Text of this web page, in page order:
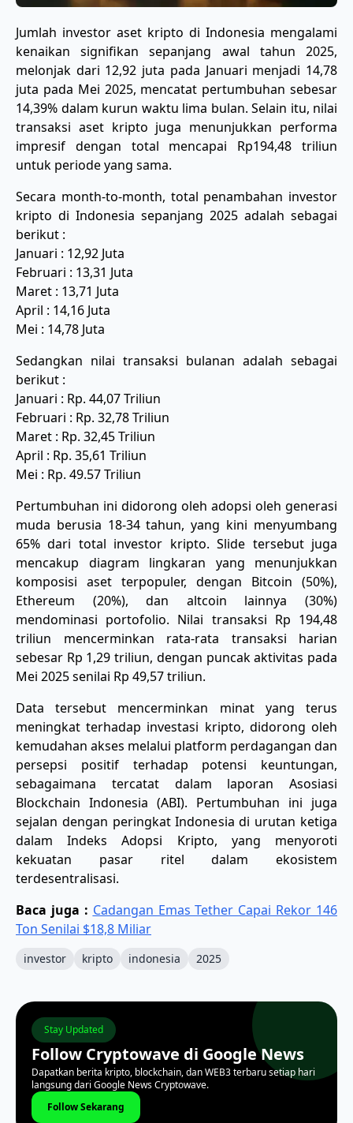
Jumlah investor aset kripto di Indonesia mengalami
kenaikan signifikan sepanjang awal tahun 2025,
melonjak dari 12,92 juta pada Januari menjadi 14,78
juta pada Mei 2025, mencatat pertumbuhan sebesar
14,39% dalam kurun waktu lima bulan. Selain itu, nilai
transaksi aset kripto juga menunjukkan performa
impresif dengan total mencapai Rp194,48 triliun
untuk periode yang sama.
Secara month-to-month, total penambahan investor
kripto di Indonesia sepanjang 2025 adalah sebagai
berikut :
Januari : 12,92 Juta
Februari : 13,31 Juta
Maret : 13,71 Juta
April : 14,16 Juta
Mei : 14,78 Juta
Sedangkan nilai transaksi bulanan adalah sebagai
berikut :
Januari : Rp. 44,07 Triliun
Februari : Rp. 32,78 Triliun
Maret : Rp. 32,45 Triliun
April : Rp. 35,61 Triliun
Mei : Rp. 49.57 Triliun
Pertumbuhan ini didorong oleh adopsi oleh generasi
muda berusia 18-34 tahun, yang kini menyumbang
65% dari total investor kripto. Slide tersebut juga
mencakup diagram lingkaran yang menunjukkan
komposisi aset terpopuler, dengan Bitcoin (50%),
Ethereum (20%), dan altcoin lainnya (30%)
mendominasi portofolio. Nilai transaksi Rp 194,48
triliun mencerminkan rata-rata transaksi harian
sebesar Rp 1,29 triliun, dengan puncak aktivitas pada
Mei 2025 senilai Rp 49,57 triliun.
Data tersebut mencerminkan minat yang terus
meningkat terhadap investasi kripto, didorong oleh
kemudahan akses melalui platform perdagangan dan
persepsi positif terhadap potensi keuntungan,
sebagaimana tercatat dalam laporan Asosiasi
Blockchain Indonesia (ABI). Pertumbuhan ini juga
sejalan dengan peringkat Indonesia di urutan ketiga
dalam Indeks Adopsi Kripto, yang menyoroti
kekuatan pasar ritel dalam ekosistem
terdesentralisasi.
Baca juga : Cadangan Emas Tether Capai Rekor 146
Ton Senilai $18,8 Miliar
investor kripto indonesia 2025
Stay Updated
Follow Cryptowave di Google News
Dapatkan berita kripto, blockchain, dan WEB3 terbaru setiap hari
langsung dari Google News Cryptowave.
Follow Sekarang